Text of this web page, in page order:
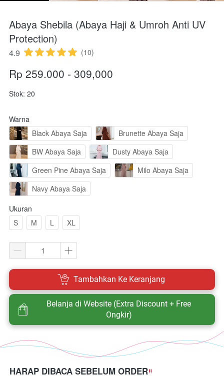
Abaya Shebila (Abaya Haji & Umroh Anti UV
Protection)
4.9 (10)
Rp 259.000 - 309,000
Stok: 20
Warna
Black Abaya Saja
Brunette Abaya Saja
BW Abaya Saja
Dusty Abaya Saja
Green Pine Abaya Saja
Milo Abaya Saja
Navy Abaya Saja
Ukuran
S
M L XL
` Tambahkan Ke Keranjang
`
Belanja di Website (Extra Discount + Free
Ongkir)
HARAP DIBACA SEBELUM ORDER